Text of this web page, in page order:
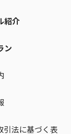
紹介
ン
引法に基づく表